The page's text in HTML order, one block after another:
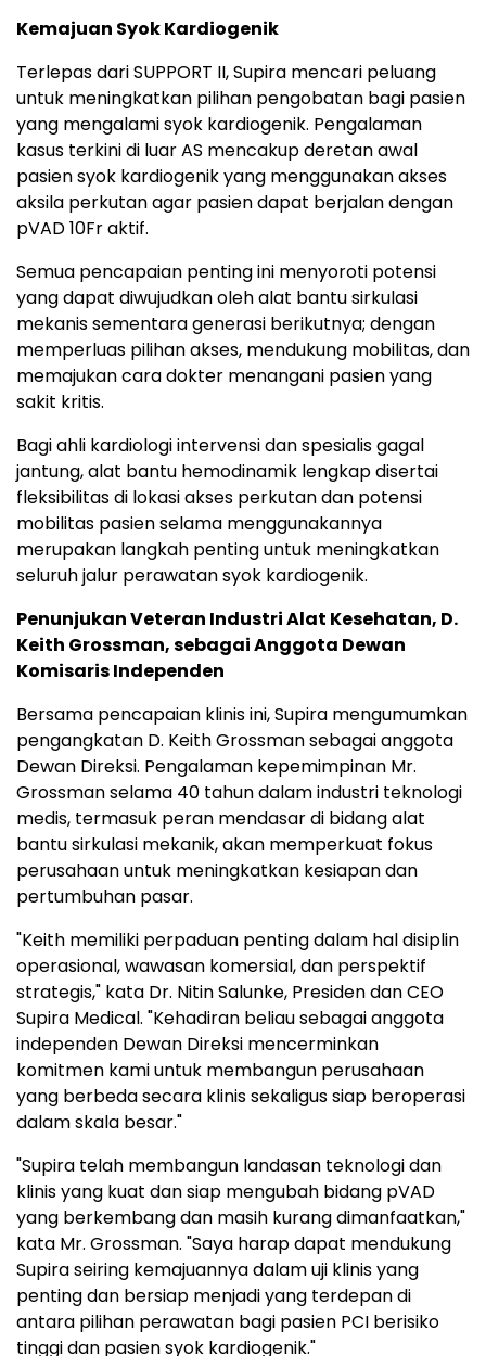
Kemajuan Syok Kardiogenik
Terlepas dari SUPPORT II, Supira mencari peluang
untuk meningkatkan pilihan pengobatan bagi pasien
yang mengalami syok kardiogenik. Pengalaman
kasus terkini di luar AS mencakup deretan awal
pasien syok kardiogenik yang menggunakan akses
aksila perkutan agar pasien dapat berjalan dengan
pVAD 10Fr aktif.
Semua pencapaian penting ini menyoroti potensi
yang dapat diwujudkan oleh alat bantu sirkulasi
mekanis sementara generasi berikutnya; dengan
memperluas pilihan akses, mendukung mobilitas, dan
memajukan cara dokter menangani pasien yang
sakit kritis.
Bagi ahli kardiologi intervensi dan spesialis gagal
jantung, alat bantu hemodinamik lengkap disertai
fleksibilitas di lokasi akses perkutan dan potensi
mobilitas pasien selama menggunakannya
merupakan langkah penting untuk meningkatkan
seluruh jalur perawatan syok kardiogenik.
Penunjukan Veteran Industri Alat Kesehatan, D.
Keith Grossman, sebagai Anggota Dewan
Komisaris Independen
Bersama pencapaian klinis ini, Supira mengumumkan
pengangkatan D. Keith Grossman sebagai anggota
Dewan Direksi. Pengalaman kepemimpinan Mr.
Grossman selama 40 tahun dalam industri teknologi
medis, termasuk peran mendasar di bidang alat
bantu sirkulasi mekanik, akan memperkuat fokus
perusahaan untuk meningkatkan kesiapan dan
pertumbuhan pasar.
"Keith memiliki perpaduan penting dalam hal disiplin
operasional, wawasan komersial, dan perspektif
strategis," kata Dr. Nitin Salunke, Presiden dan CEO
Supira Medical. "Kehadiran beliau sebagai anggota
independen Dewan Direksi mencerminkan
komitmen kami untuk membangun perusahaan
yang berbeda secara klinis sekaligus siap beroperasi
dalam skala besar."
"Supira telah membangun landasan teknologi dan
klinis yang kuat dan siap mengubah bidang pVAD
yang berkembang dan masih kurang dimanfaatkan,"
kata Mr. Grossman. "Saya harap dapat mendukung
Supira seiring kemajuannya dalam uji klinis yang
penting dan bersiap menjadi yang terdepan di
antara pilihan perawatan bagi pasien PCI berisiko
tinggi dan pasien syok kardiogenik."